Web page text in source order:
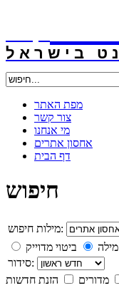
בישראל
מפת האתר
צור קשר
מי אנחנו
אחסון אתרים
דף הבית
חיפוש
מילות חיפוש:
ביטוי מדוייק
סידור:
מדורים הזנת חדשות